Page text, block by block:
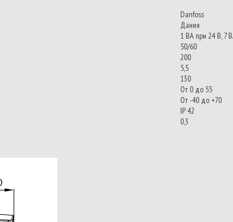
Danfoss
Дания
1 ВА при 24 В, 7
50/60
200
5,5
130
От 0 до 55
От -40 до +70
IP 42
0,3